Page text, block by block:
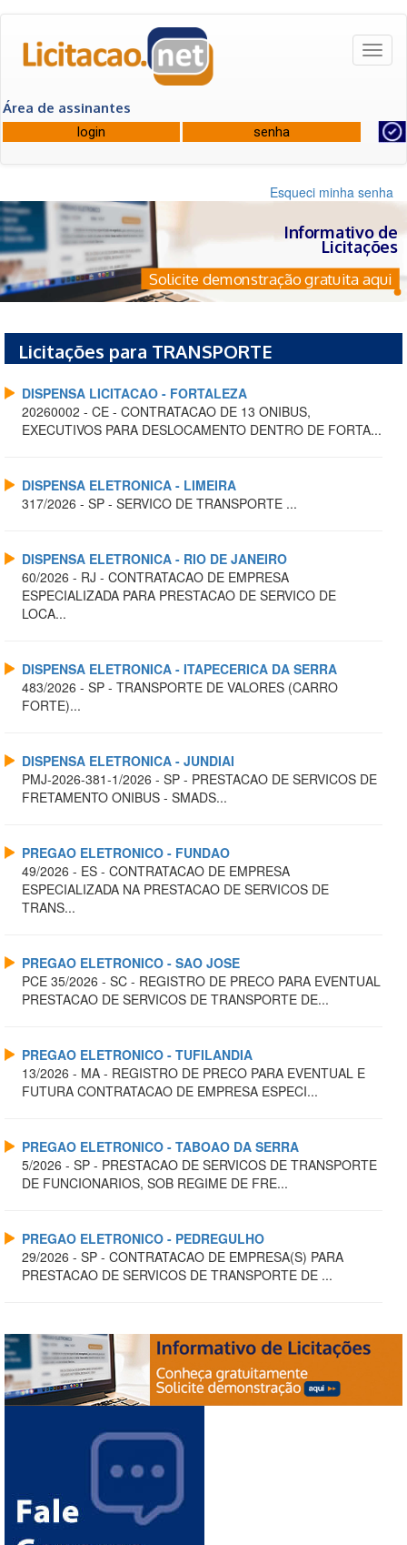
Área de assinantes
Esqueci minha senha
Informativo de
Licitações
Solicite demonstração gratuita aqui
Licitações para TRANSPORTE
DISPENSA LICITACAO - FORTALEZA
20260002 - CE - CONTRATACAO DE 13 ONIBUS,
EXECUTIVOS PARA DESLOCAMENTO DENTRO DE FORTA...
DISPENSA ELETRONICA - LIMEIRA
317/2026 - SP - SERVICO DE TRANSPORTE ...
DISPENSA ELETRONICA - RIO DE JANEIRO
60/2026 - RJ - CONTRATACAO DE EMPRESA
ESPECIALIZADA PARA PRESTACAO DE SERVICO DE
LOCA...
DISPENSA ELETRONICA - ITAPECERICA DA SERRA
483/2026 - SP - TRANSPORTE DE VALORES (CARRO
FORTE)...
DISPENSA ELETRONICA - JUNDIAI
PMJ-2026-381-1/2026 - SP - PRESTACAO DE SERVICOS DE
FRETAMENTO ONIBUS - SMADS...
PREGAO ELETRONICO - FUNDAO
49/2026 - ES - CONTRATACAO DE EMPRESA
ESPECIALIZADA NA PRESTACAO DE SERVICOS DE
TRANS...
PREGAO ELETRONICO - SAO JOSE
PCE 35/2026 - SC - REGISTRO DE PRECO PARA EVENTUAL
PRESTACAO DE SERVICOS DE TRANSPORTE DE...
PREGAO ELETRONICO - TUFILANDIA
13/2026 - MA - REGISTRO DE PRECO PARA EVENTUAL E
FUTURA CONTRATACAO DE EMPRESA ESPECI...
PREGAO ELETRONICO - TABOAO DA SERRA
5/2026 - SP - PRESTACAO DE SERVICOS DE TRANSPORTE
DE FUNCIONARIOS, SOB REGIME DE FRE...
PREGAO ELETRONICO - PEDREGULHO
29/2026 - SP - CONTRATACAO DE EMPRESA(S) PARA
PRESTACAO DE SERVICOS DE TRANSPORTE DE ...